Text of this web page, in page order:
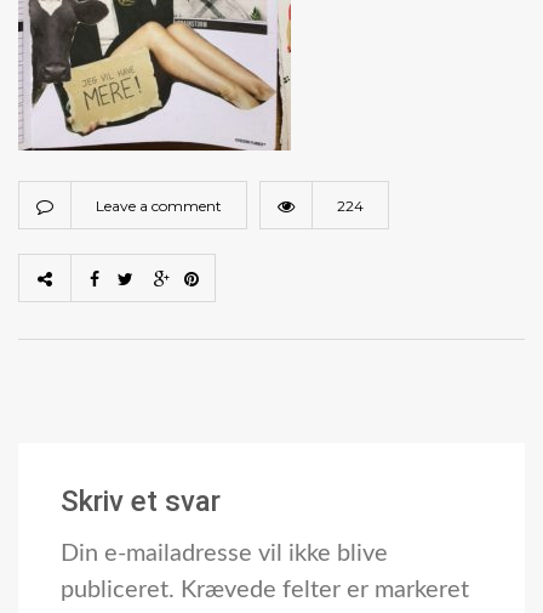
Leave a comment 224
Skriv et svar
Din e-mailadresse vil ikke blive
publiceret. Krævede felter er markeret